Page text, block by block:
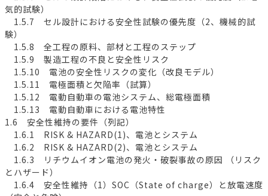
気的試験）
1.5.7 セル設計における安全性試験の優先度（2、機械的試
験）
1.5.8 全工程の原料、部材と工程のステップ
1.5.9 製造工程の不良と安全性リスク
1.5.10 電池の安全性リスクの変化（改良モデル）
1.5.11 電極面積と欠陥率（試算）
1.5.12 電動自動車の電池システム、総電極面積
1.5.13 電動自動車における電池特性
1.6 安全性維持の要件（列記）
1.6.1 RISK & HAZARD(1)、電池とシステム
1.6.2 RISK & HAZARD(2)、電池とシステム
1.6.3 リチウムイオン電池の発火・破裂事故の原因 （リスク
とハザード）
1.6.4 安全性維持（1）SOC（State of charge）と放電速度